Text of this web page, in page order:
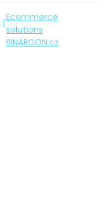
Ecommerce
solutions
BINARGON.cz